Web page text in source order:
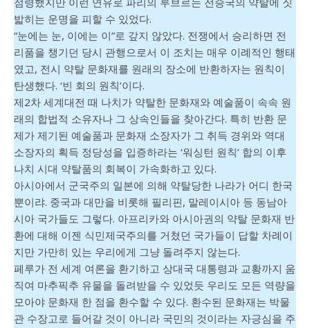
밟히는 운명을 피할 수 있었다.
“눈에는 눈, 이에는 이”로 갚지 않았다. 전쟁에서 승리하면 전
리품을 챙기던 당시 관행으로서 이 조치는 매우 이례적인 행태
였고, 전시 약탈 문화재를 원래의 장소에 반환하자는 원칙이
탄생했다. ‘빈 회의 원칙’이다.
제2차 세계대전 때 나치가 약탈한 문화재와 예술품이 속속 원
래의 합법적 소유자나 그 상속인들을 찾아간다. 특히 반환 문
제가 제기된 예술품과 문화재 소장자가 그 취득 경위와 역대
소장자의 획득 정당성을 입증하라는 ‘워싱턴 원칙’ 합의 이후
나치 시대 약탈품의 회복이 가속화하고 있다.
아시아에서 군국주의 일본에 의해 약탈당한 나라가 어디 한국
뿐이랴. 중국과 대만을 비롯해 필리핀, 말레이시아 등 동남아
시아 국가들도 그렇다. 아프리카와 아시아권의 약탈 문화재 반
환에 대해 이젠 식민제국주의를 거쳤던 국가들이 답할 차례이
지만 가만히 있는 우리에게 그냥 돌려주지 않는다.
페루가 전 세계 여론을 환기하고 상대국 대통령과 교황까지 움
직여 마추픽추 유물을 돌려받을 수 있었듯 우리도 모든 역량을
모아야 문화재 한 점을 환수할 수 있다. 환수된 문화재는 박물
관 수장고로 들어갈 것이 아니라 국민의 것이라는 자긍심을 주